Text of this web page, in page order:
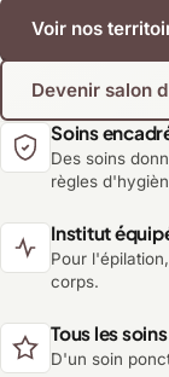
Voir nos
Devenir salon
Soins
Des soins
règles
Institut
Pour
corps.
Tous les soins
D'un soin